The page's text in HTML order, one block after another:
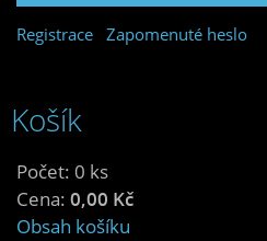
Registrace Zapomenuté heslo
Košík
Počet: 0 ks
Cena: 0,00 Kč
Obsah košíku